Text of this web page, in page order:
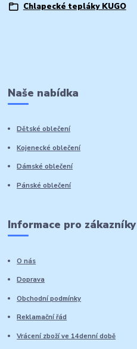
Chlapecké tepláky KUGO
Naše nabídka
Dětské oblečení
Kojenecké oblečení
Dámské oblečení
Pánské oblečení
Informace pro zákazníky
O nás
Doprava
Obchodní podmínky
Reklamační řád
Vrácení zboží ve 14denní době